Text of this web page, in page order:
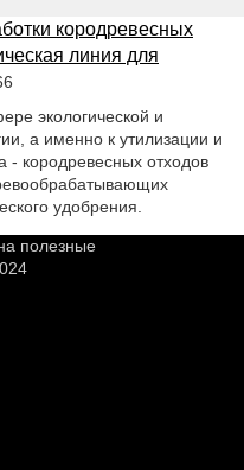
кородревесных
линия для
экологической и
а именно к утилизации и
- кородревесных отходов
удобрения.
полезные